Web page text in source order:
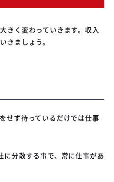
きく変わっていきます。収入
きましょう。
せず待っているだけでは仕事
に分散する事で、常に仕事があ